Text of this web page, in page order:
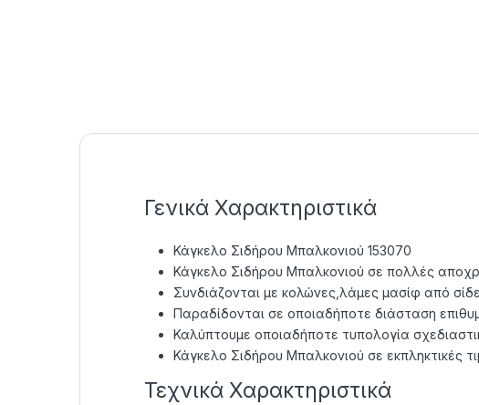
Γενικά Χαρακτηριστικά
Κάγκελο Σιδήρου Μπαλκονιού 153070
Κάγκελο Σιδήρου Μπαλκονιού σε πολλές
Συνδιάζονται με κολώνες,λάμες μασίφ από
Παραδίδονται σε οποιαδήποτε διάσταση
Καλύπτουμε οποιαδήποτε τυπολογία
Κάγκελο Σιδήρου Μπαλκονιού σε εκπληκτικές
Τεχνικά Χαρακτηριστικά